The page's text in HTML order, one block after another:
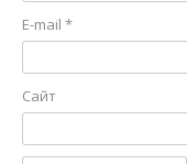
E-mail *
Сайт